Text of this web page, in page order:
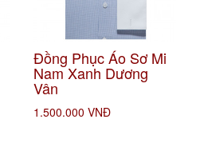
Đồng Phục Áo Sơ Mi
Nam Xanh Dương
Vân
1.500.000 VNĐ